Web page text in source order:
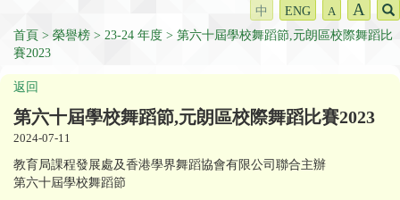
中 ENG A A
首頁 榮譽榜 23-24 年度
第六十屆學校舞蹈節,元朗區校際舞蹈比
賽2023
返回
第六十屆學校舞蹈節,元朗區校際舞蹈比賽2023
2024-07-11
教育局課程發展處及香港學界舞蹈協會有限公司聯合主辦
第六十屆學校舞蹈節